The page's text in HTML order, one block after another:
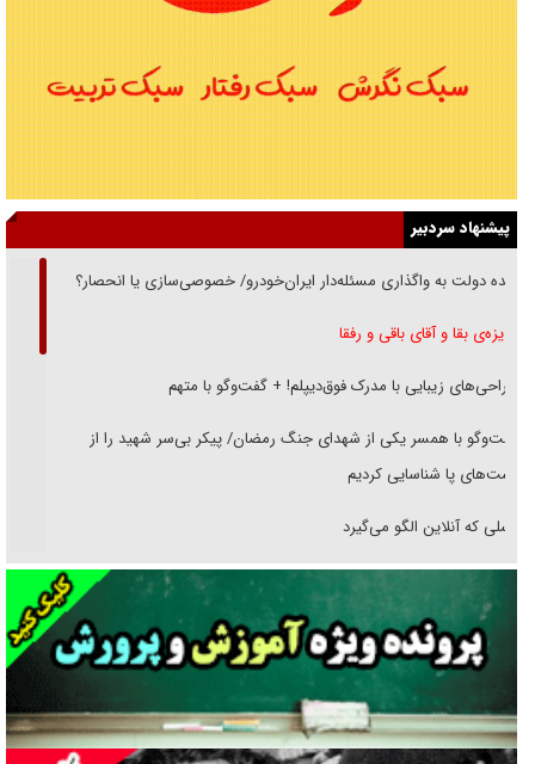
پیشنهاد سردبیر
دنده دولت به واگذاری مسئله‌دار ایران‌خودرو/ خصوصی‌سازی یا انحصار؟
غریزه‌ی بقا و آقای باقی و رفقا
جراحی‌های زیبایی با مدرک فوق‌دیپلم! + گفت‌وگو با متهم
گفت‌وگو با همسر یکی از شهدای جنگ رمضان/ پیکر بی‌سر شهید را از
انگشت‌های پا شناسایی کردیم
نسلی که آنلاین الگو می‌گیرد
گفت‌وگو با آیت‌الله جاودان/ جفای مخالفان مکانت معنوی رهبر شهید را
ارتقا می‌داد
راننده مست به قانون می‌خندد
همه آقای دوربینی شده‌ایم!